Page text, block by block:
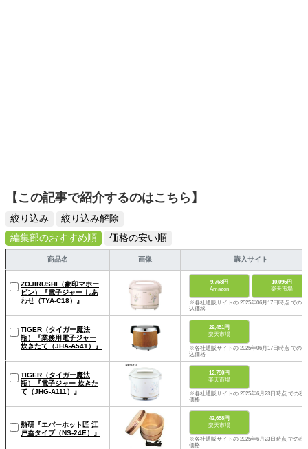
【この記事で紹介するのはこちら】
絞り込み
絞り込み解除
編集部のおすすめ順
価格の安い順
商品名 画像 購入サイト
ZOJIRUSHI（象印マホー
ビン）『電子ジャー しあ
わせ（TYA-C18）』
9,768円
Amazon
10,096円
楽天市場
※各社通販サイトの 2025年06月17日時点 での税
込価格
TIGER（タイガー魔法
瓶）『業務用電子ジャー
炊きたて（JHA-A541）』
29,451円
楽天市場
※各社通販サイトの 2025年06月17日時点 での税
込価格
TIGER（タイガー魔法
瓶）『電子ジャー 炊きた
て（JHG-A111）』
12,790円
楽天市場
※各社通販サイトの 2025年6月23日時点 での税
価格
熱研『エバーホット匠 江
戸蓋タイプ（NS-24E）』
42,658円
楽天市場
※各社通販サイトの 2025年6月23日時点 での税
価格